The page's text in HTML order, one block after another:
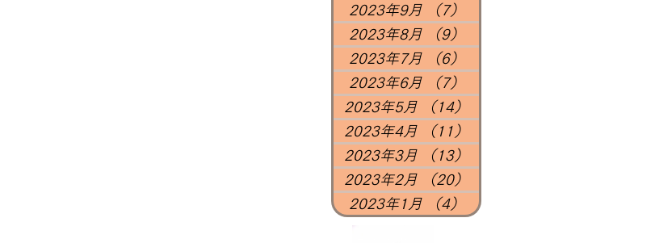
2023年9月
（7）
2023年8月
（9）
2023年7月
（6）
2023年6月
（7）
2023年5月
（14）
2023年4月
（11）
2023年3月
（13）
2023年2月
（20）
2023年1月
（4） 4件の記事